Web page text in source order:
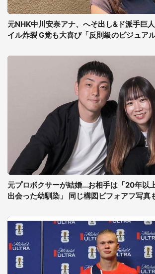
元NHK中川安奈アナ、へそ出し&ド派手巨
イル炸裂 G党も大喜び「反則級のビジュアル
元プロボクサーが結婚...お相手は「20年以
出会った幼馴染」 同じ構図ビフォアフ写真